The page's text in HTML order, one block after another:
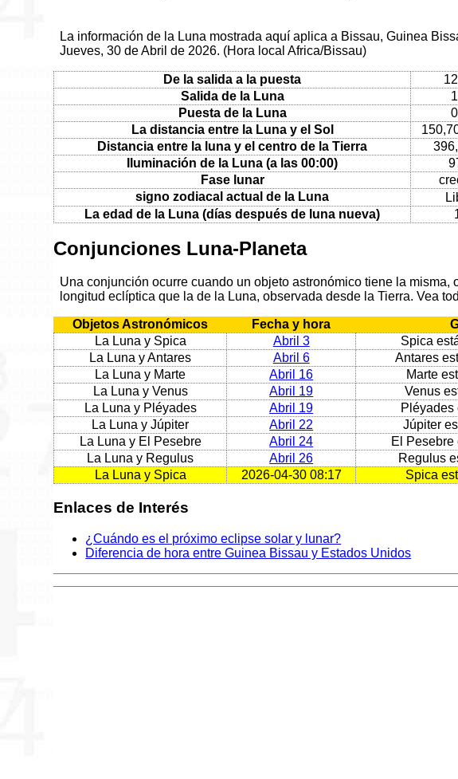
La información de la Luna mostrada aquí aplica a Bissau, Guinea
Jueves, 30 de Abril de 2026. (Hora local Africa/Bissau)
De la salida a la puesta
Salida de la Luna
Puesta de la Luna
La distancia entre la Luna y el Sol
Distancia entre la luna y el centro de la Tierra
Iluminación de la Luna (a las 00:00)
Fase lunar
signo zodiacal actual de la Luna
La edad de la Luna (días después de luna nueva)
Conjunciones Luna-Planeta
Una conjunción ocurre cuando un objeto astronómico tiene la misma,
longitud eclíptica que la de la Luna, observada desde la Tierra. Vea
Objetos Astronómicos Fecha y hora
La Luna y Spica
Abril 3
Spica
La Luna y Antares
Abril 6
Antares
La Luna y Marte
Abril 16
Marte
La Luna y Venus
Abril 19
Venus
La Luna y Pléyades
Abril 19
Pléyades
La Luna y Júpiter
Abril 22
Júpiter
La Luna y El Pesebre
Abril 24
El Pesebre
La Luna y Regulus
Abril 26
Regulus
La Luna y Spica
2026-04-30 08:17 Spica
Enlaces de Interés
¿Cuándo es el próximo eclipse solar y lunar?
Diferencia de hora entre Guinea Bissau y Estados Unidos